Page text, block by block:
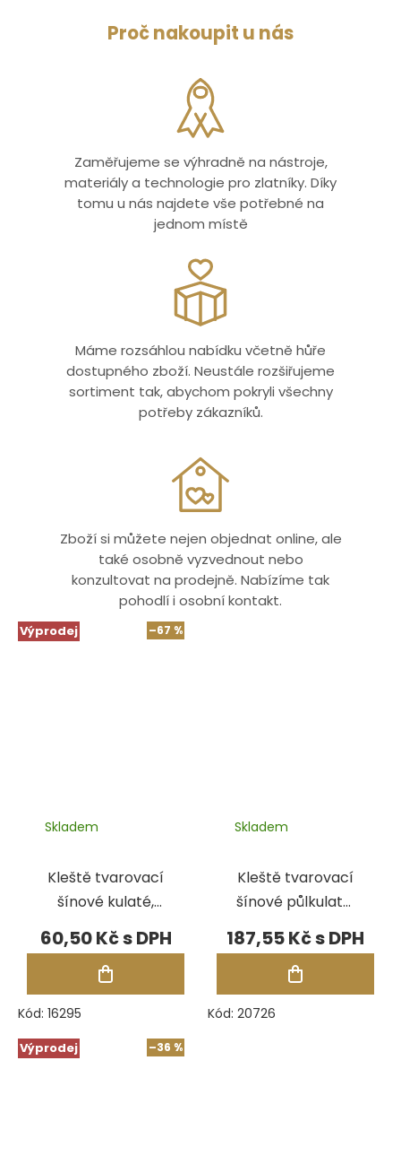
Proč nakoupit u nás
Zaměřujeme se výhradně na nástroje,
materiály a technologie pro zlatníky. Díky
tomu u nás najdete vše potřebné na
jednom místě
Máme rozsáhlou nabídku včetně hůře
dostupného zboží. Neustále rozšiřujeme
sortiment tak, abychom pokryli všechny
potřeby zákazníků.
Zboží si můžete nejen objednat online, ale
také osobně vyzvednout nebo
konzultovat na prodejně. Nabízíme tak
pohodlí i osobní kontakt.
Výprodej –67 %
Kleště tvarovací
šínové kulaté,
leštěné, 130 mm
Skladem
60,50 Kč
Kód: 16295
Kleště tvarovací
šínové půlkulaté,
izolované, 130
mm
Skladem
187,55 Kč
Kód: 20726
Výprodej –36 %